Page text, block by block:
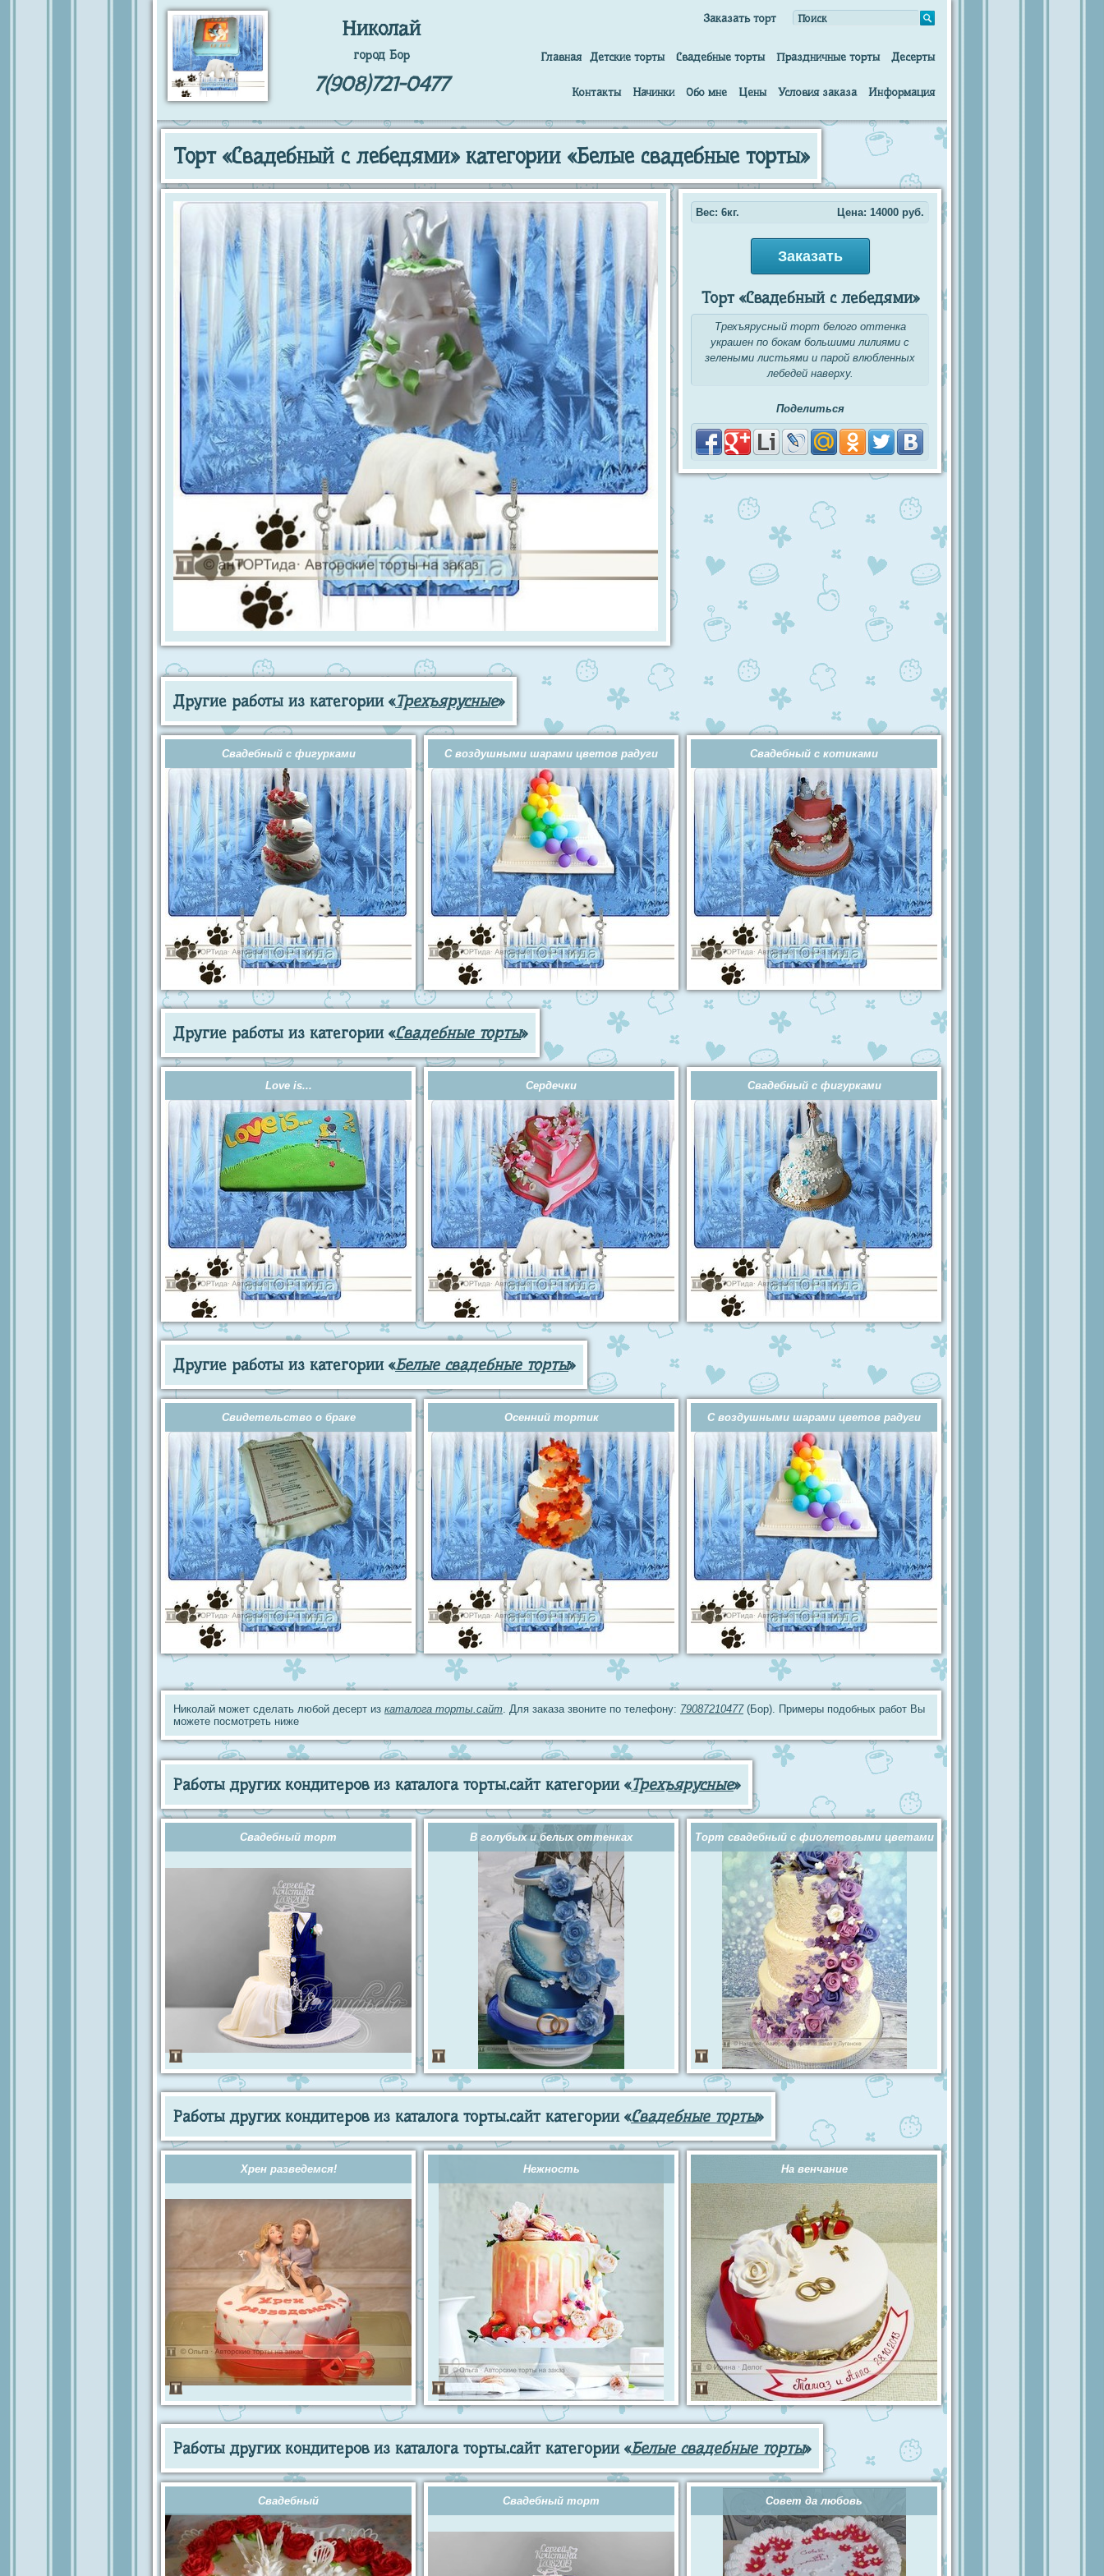
Николай
город Бор
7(908)721-0477
Заказать торт
Главная Детские торты Свадебные торты Праздничные торты Десерты
Контакты Начинки Обо мне Цены Условия заказа Информация
Торт «Свадебный с лебедями» категории «Белые свадебные торты»
Вес: 6кг. Цена: 14000 руб.
Заказать
Торт «Свадебный с лебедями»
Трехъярусный торт белого оттенка
украшен по бокам большими лилиями с
зелеными листьями и парой влюбленных
лебедей наверху.
Поделиться
Другие работы из категории «Трехъярусные»
Свадебный с фигурками С воздушными шарами цветов радуги Свадебный с котиками
Другие работы из категории «Свадебные торты»
Love is... Сердечки Свадебный с фигурками
Другие работы из категории «Белые свадебные торты»
Свидетельство о браке Осенний тортик С воздушными шарами цветов радуги
Николай может сделать любой десерт из каталога торты.сайт. Для заказа звоните по телефону: 79087210477(Бор). Примеры подобных работ Вы
можете посмотреть ниже
Работы других кондитеров из каталога торты.сайт категории «Трехъярусные»
Свадебный торт В голубых и белых оттенках Торт свадебный с фиолетовыми цветами
Работы других кондитеров из каталога торты.сайт категории «Свадебные торты»
Хрен разведемся! Нежность На венчание
Работы других кондитеров из каталога торты.сайт категории «Белые свадебные торты»
Свадебный Свадебный торт Совет да любовь